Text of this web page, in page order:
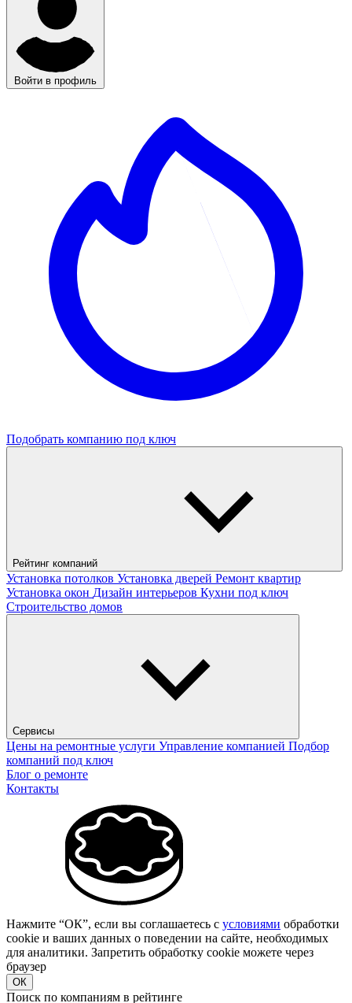
Войти в профиль
Подобрать компанию под ключ
Рейтинг компаний
Установка потолков Установка дверей Ремонт квартир
Установка окон Дизайн интерьеров Кухни под ключ
Строительство домов
Сервисы
Цены на ремонтные услуги Управление компанией Подбор
компаний под ключ
Блог о ремонте
Контакты
Нажмите “ОК”, если вы соглашаетесь с условиями обработки
cookie и ваших данных о поведении на сайте, необходимых
для аналитики. Запретить обработку cookie можете через
браузер
ОК
Поиск по компаниям в рейтинге